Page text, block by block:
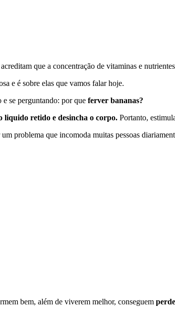
que a concentração de vitaminas e
e é sobre elas que vamos falar hoje.
se perguntando: por que ferver bananas?
liquido retido e desincha o corpo. Portanto,
um problema que incomoda muitas pessoas
bem, além de viverem melhor, conseguem